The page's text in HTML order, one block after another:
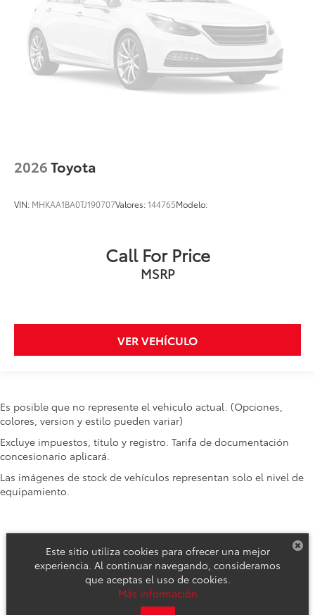
2026Toyota
VIN: MHKAA1BA0TJ190707Valores:144765Modelo:
Call For Price
MSRP
VER VEHÍCULO
Es posible que no represente el vehiculo actual. (Opciones,
colores, version y estilo pueden variar)
Excluye impuestos, título y registro. Tarifa de documentación
concesionario aplicará.
Las imágenes de stock de vehículos representan solo el nivel de
equipamiento.
Derechos de autor © 2026 por DealerOn Mapa del sitio
Este sitio utiliza cookies para ofrecer una mejor
experiencia. Al continuar navegando, consideramos
que aceptas el uso de cookies.
Más información